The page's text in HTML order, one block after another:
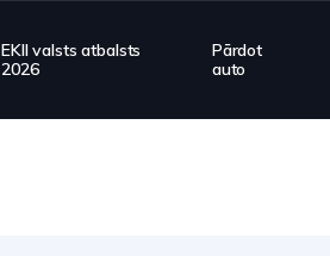
EKII valsts atbalsts
2026
Pārdot
auto